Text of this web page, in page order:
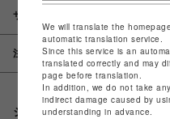
サイズ
注意事項
シェアする
We will translate the
automatic translation service.
Since this service is an
translated correctly and may
page before translation.
In addition, we do not take
indirect damage caused by
understanding in advance.